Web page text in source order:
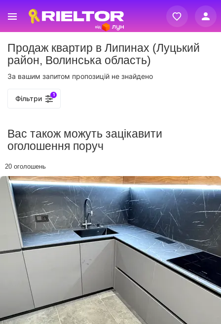
Реєстрація
Вхід
Продаж квартир в Липинах (Луцький
район, Волинська область)
За вашим запитом пропозицій не знайдено
Фільтри 1
Вас також можуть зацікавити
оголошення поруч
20 оголошень